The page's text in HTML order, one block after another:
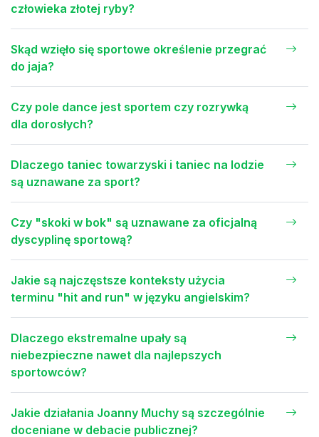
człowieka złotej ryby?
Skąd wzięło się sportowe określenie przegrać
do jaja?
Czy pole dance jest sportem czy rozrywką
dla dorosłych?
Dlaczego taniec towarzyski i taniec na lodzie
są uznawane za sport?
Czy "skoki w bok" są uznawane za oficjalną
dyscyplinę sportową?
Jakie są najczęstsze konteksty użycia
terminu "hit and run" w języku angielskim?
Dlaczego ekstremalne upały są
niebezpieczne nawet dla najlepszych
sportowców?
Jakie działania Joanny Muchy są szczególnie
doceniane w debacie publicznej?